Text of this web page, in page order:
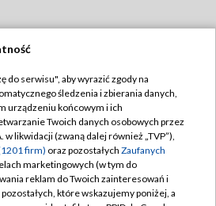
TVP
Regulamin TVP
prywatności
Moje zgody
Pomoc
do serwisu", aby wyrazić zgody na
śledzenia i zbierania danych,
urządzeniu końcowym i ich
Twoich danych osobowych przez
w likwidacji (zwaną dalej również „TVP”),
firm) oraz pozostałych Zaufanych
marketingowych (w tym do
reklam do Twoich zainteresowań i
które wskazujemy poniżej, a